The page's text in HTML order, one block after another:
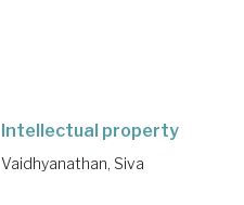
Intellectual property
Vaidhyanathan, Siva